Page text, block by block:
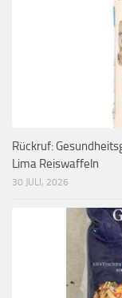
Rückruf:
Lima Reiswaffeln
30 JULI, 2026